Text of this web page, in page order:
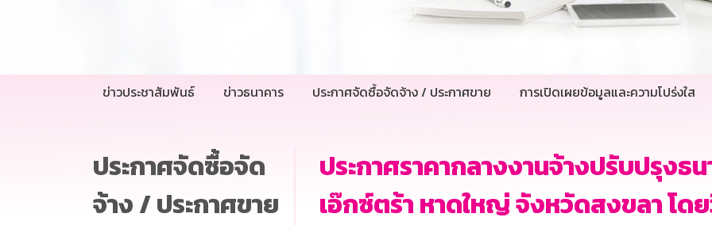
ข่าวประชาสัมพันธ์ ข่าวธนาคาร ประกาศจัดซื้อจัดจ้าง / ประกาศขาย การเปิดเผยข้อมูลและความโปร่งใส
ประกาศจัดซื้อจัด
จ้าง / ประกาศขาย
ประกาศราคากลางงานจ้างปรับปรุงธ
เอ๊กซ์ตร้า หาดใหญ่ จังหวัดสงขลา โด